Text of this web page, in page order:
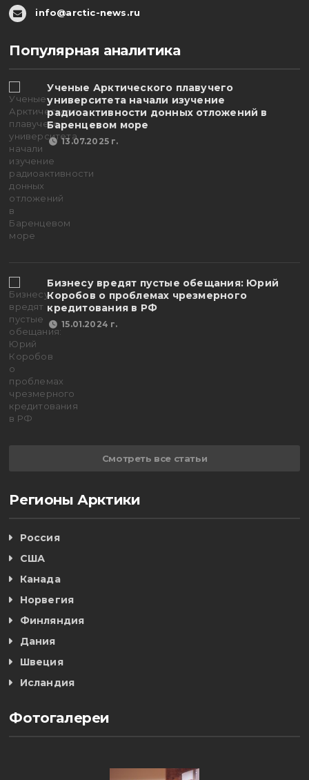
info@arctic-news.ru
Популярная аналитика
Ученые Арктического плавучего
университета начали изучение
радиоактивности донных отложений в
Баренцевом море
13.07.2025 г.
Бизнесу вредят пустые обещания: Юрий
Коробов о проблемах чрезмерного
кредитования в РФ
15.01.2024 г.
Смотреть все статьи
Регионы Арктики
Россия
США
Канада
Норвегия
Финляндия
Дания
Швеция
Исландия
Фотогалереи